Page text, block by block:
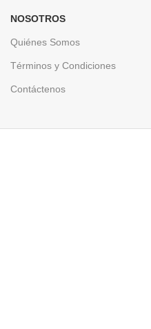
NOSOTROS
Quiénes Somos
Términos y Condiciones
Contáctenos